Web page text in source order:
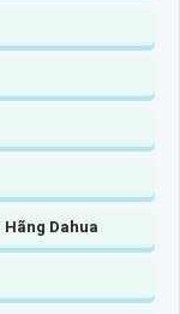
Dahua